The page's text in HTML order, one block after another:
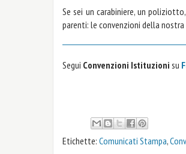
Se sei un carabiniere, un
parenti: le convenzioni della
Segui Convenzioni Istituzioni su
Etichette: Comunicati Stampa,